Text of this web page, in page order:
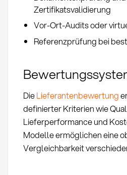
Zertifikatsvalidierung
Vor-Ort-Audits oder
Referenzprüfung bei
DieLieferantenbewertung
definierter Kriterien wie
Lieferperformance und
Modelle ermöglichen eine
Vergleichbarkeit